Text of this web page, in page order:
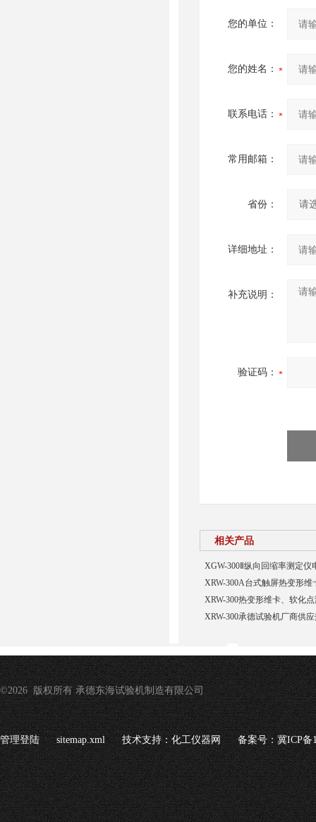
您的单位：
您的姓名：
联系电话：
常用邮箱：
省份：
详细地址：
补充说明：
验证码：
相关产品
XGW-300Ⅱ纵向回缩率测定仪
XRW-300A台式触屏热变形
XRW-300热变形维卡、软化
XRW-300承德试验机厂商供
©2026 版权所有 承德东海试验机制造有限公司
管理登陆 sitemap.xml 技术支持：化工仪器网 备案号：冀ICP备